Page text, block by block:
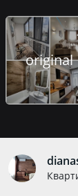
original